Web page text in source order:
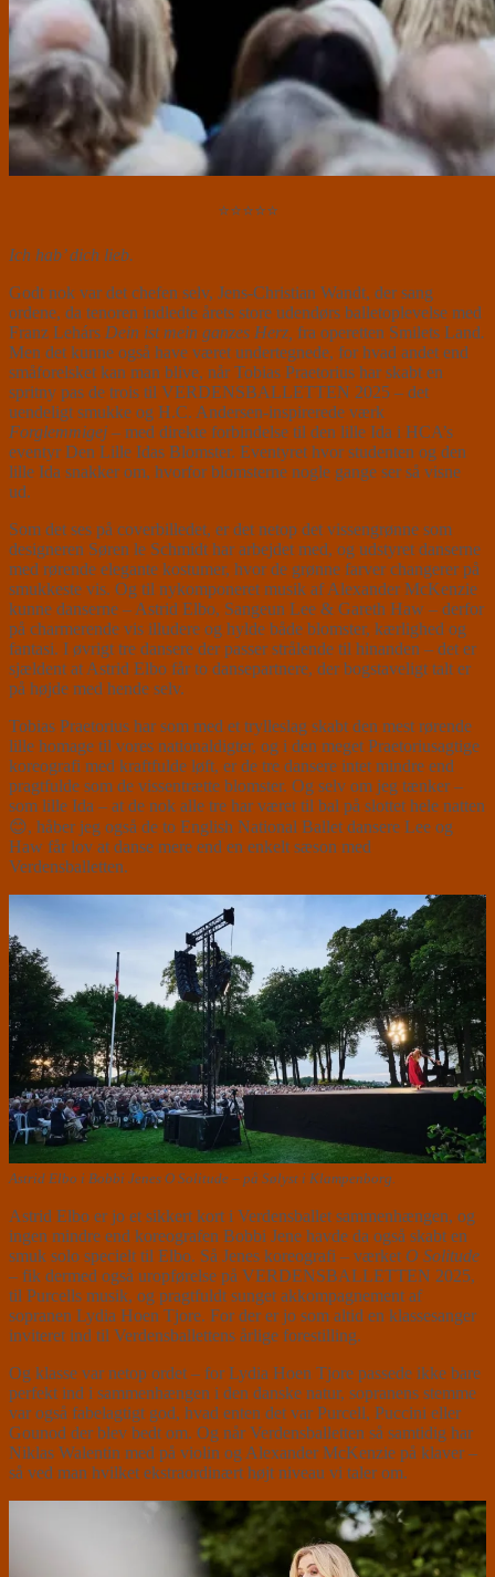
⭐⭐⭐⭐⭐
Ich hab’ dich lieb.
Godt nok var det chefen selv, Jens-Christian Wandt, der sang
ordene, da tenoren indledte årets store udendørs balletoplevelse med
Franz Lehárs Dein ist mein ganzes Herz, fra operetten Smilets Land.
Men det kunne også have været undertegnede, for hvad andet end
småforelsket kan man blive, når Tobias Praetorius har skabt en
spritny pas de trois til VERDENSBALLETTEN 2025 – det
uendeligt smukke og H.C. Andersen-inspirerede værk
Forglemmigej – med direkte forbindelse til den lille Ida i HCA’s
eventyr Den Lille Idas Blomster. Eventyret hvor studenten og den
lille Ida snakker om, hvorfor blomsterne nogle gange ser så visne
ud.
Som det ses på coverbilledet, er det netop det vissengrønne som
designeren Søren le Schmidt har arbejdet med, og udstyret danserne
med rørende elegante kostumer, hvor de grønne farver changerer på
smukkeste vis. Og til nykomponeret musik af Alexander McKenzie
kunne danserne – Astrid Elbo, Sangeun Lee & Gareth Haw – derfor
på charmerende vis illudere og hylde både blomster, kærlighed og
fantasi. I øvrigt tre dansere der passer strålende til hinanden – det er
sjældent at Astrid Elbo får to dansepartnere, der bogstaveligt talt er
på højde med hende selv.
Tobias Praetorius har som med et trylleslag skabt den mest rørende
lille homage til vores nationaldigter, og i den meget Praetoriusagtige
koreografi med kraftfulde løft, er de tre dansere intet mindre end
pragtfulde som de vissentrætte blomster. Og selv om jeg tænker –
som lille Ida – at de nok alle tre har været til bal på slottet hele natten
😊, håber jeg også de to English National Ballet dansere Lee og
Haw får lov at danse mere end en enkelt sæson med
Verdensballetten.
Astrid Elbo i Bobbi Jenes O Solitude – på Sølyst i Klampenborg.
Astrid Elbo er jo et sikkert kort i Verdensballet sammenhængen, og
ingen mindre end koreografen Bobbi Jene havde da også skabt en
smuk solo specielt til Elbo. Så Jenes koreografi – værket O Solitude
– fik dermed også uropførelse på VERDENSBALLETTEN 2025,
til Purcells musik, og pragtfuldt sunget akkompagnement af
sopranen Lydia Hoen Tjore. For der er jo som altid en klassesanger
inviteret ind til Verdensballettens årlige forestilling.
Og klasse var netop ordet – for Lydia Hoen Tjore passede ikke bare
perfekt ind i sammenhængen i den danske natur, sopranens stemme
var også fabelagtigt god, hvad enten det var Purcell, Puccini eller
Gounod der blev bedt om. Og når Verdensballetten så samtidig har
Niklas Walentin med på violin og Alexander McKenzie på klaver –
så ved man hvilket ekstraordinært højt niveau vi taler om.